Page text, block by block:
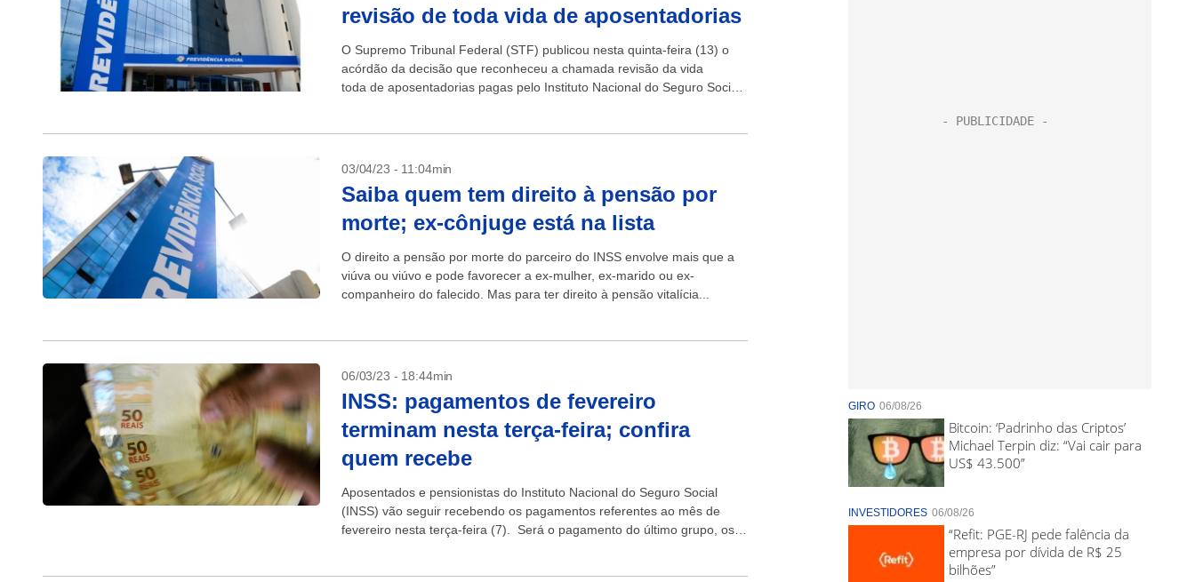
revisão de toda vida de aposentadorias
O Supremo Tribunal Federal (STF) publicou nesta quinta-feira (13) o
acórdão da decisão que reconheceu a chamada revisão da vida
toda de aposentadorias pagas pelo Instituto Nacional do Seguro Social
03/04/23 - 11:04min
Saiba quem tem direito à pensão por
morte; ex-cônjuge está na lista
O direito a pensão por morte do parceiro do INSS envolve mais que a
viúva ou viúvo e pode favorecer a ex-mulher, ex-marido ou ex-
companheiro do falecido. Mas para ter direito à pensão vitalícia...
06/03/23 - 18:44min
INSS: pagamentos de fevereiro
terminam nesta terça-feira; confira
quem recebe
Aposentados e pensionistas do Instituto Nacional do Seguro Social
(INSS) vão seguir recebendo os pagamentos referentes ao mês de
fevereiro nesta terça-feira (7). Será o pagamento do último grupo, os
GIRO 06/08/26
Bitcoin: ‘Padrinho das Criptos’
Michael Terpin diz: “Vai cair para
US$ 43.500”
INVESTIDORES 06/08/26
“Refit: PGE-RJ pede falência da
empresa por dívida de R$ 25
bilhões”